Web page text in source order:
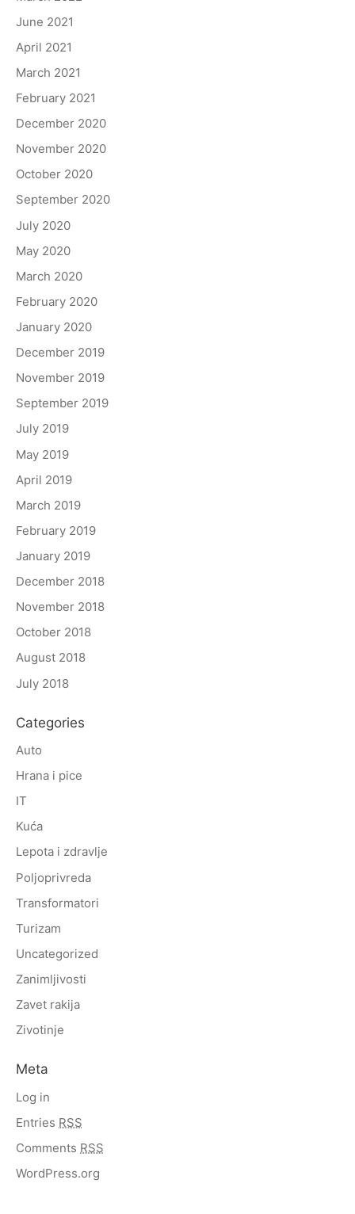
June 2021
April 2021
March 2021
February 2021
December 2020
November 2020
October 2020
September 2020
July 2020
May 2020
March 2020
February 2020
January 2020
December 2019
November 2019
September 2019
July 2019
May 2019
April 2019
March 2019
February 2019
January 2019
December 2018
November 2018
October 2018
August 2018
July 2018
Categories
Auto
Hrana i pice
IT
Kuća
Lepota i zdravlje
Poljoprivreda
Transformatori
Turizam
Uncategorized
Zanimljivosti
Zavet rakija
Zivotinje
Meta
Log in
Entries RSS
Comments RSS
WordPress.org